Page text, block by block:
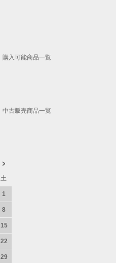
購入可能商品一覧
中古販売商品一覧
土
1
8
15
22
29